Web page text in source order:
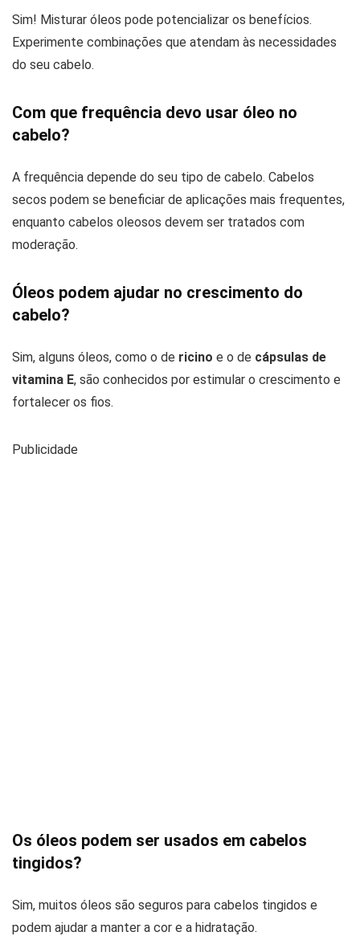
Sim! Misturar óleos pode potencializar os benefícios.
Experimente combinações que atendam às necessidades
do seu cabelo.
Com que frequência devo usar óleo no
cabelo?
A frequência depende do seu tipo de cabelo. Cabelos
secos podem se beneficiar de aplicações mais frequentes,
enquanto cabelos oleosos devem ser tratados com
moderação.
Óleos podem ajudar no crescimento do
cabelo?
Sim, alguns óleos, como o de ricino e o de cápsulas de
vitamina E, são conhecidos por estimular o crescimento e
fortalecer os fios.
Publicidade
Os óleos podem ser usados em cabelos
tingidos?
Sim, muitos óleos são seguros para cabelos tingidos e
podem ajudar a manter a cor e a hidratação.